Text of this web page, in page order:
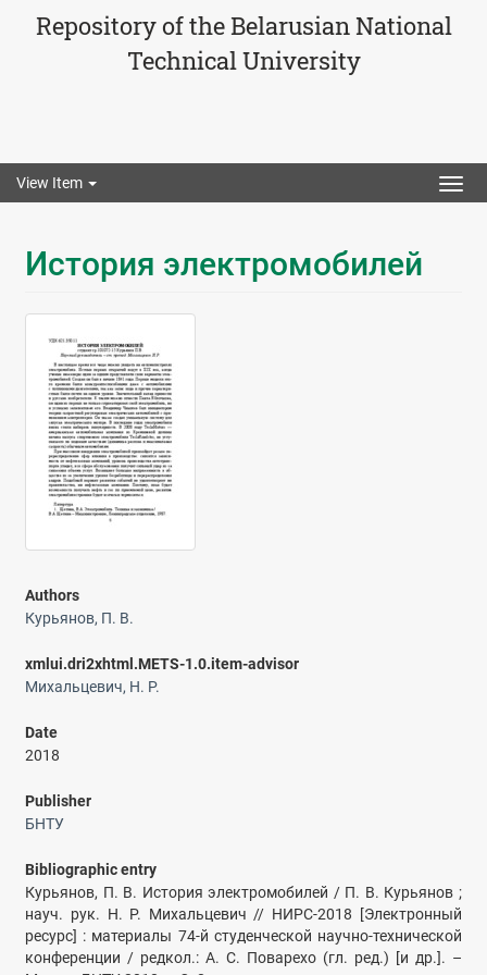
Repository of the Belarusian National
Technical University
View Item
История электромобилей
Authors
Курьянов, П. В.
xmlui.dri2xhtml.METS-1.0.item-advisor
Михальцевич, Н. Р.
Date
2018
Publisher
БНТУ
Bibliographic entry
Курьянов, П. В. История электромобилей / П. В. Курьянов ;
науч. рук. Н. Р. Михальцевич // НИРС-2018 [Электронный
ресурс] : материалы 74-й студенческой научно-технической
конференции / редкол.: А. С. Поварехо (гл. ред.) [и др.]. –